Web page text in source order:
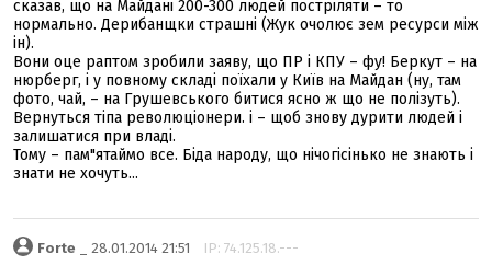
сказав, що на Майдані 200-300 людей постріляти – то
нормально. Дерибанщки страшні (Жук очолює зем ресурси між
ін).
Вони оце раптом зробили заяву, що ПР і КПУ – фу! Беркут – на
нюрберг, і у повному складі поїхали у Київ на Майдан (ну, там
фото, чай, – на Грушевського битися ясно ж що не полізуть).
Вернуться тіпа революціонери. і – щоб знову дурити людей і
залишатися при владі.
Тому – пам"ятаймо все. Біда народу, що нічогісінько не знають і
знати не хочуть...
Forte _ 28.01.2014 21:51 IP: 74.125.18.---